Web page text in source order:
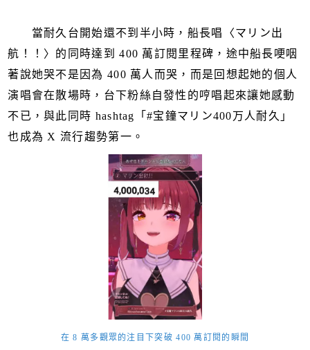
當耐久台開始還不到半小時，船長唱〈マリン出
航！！〉的同時達到 400 萬訂閱里程碑，途中船長哽咽
著說她哭不是因為 400 萬人而哭，而是回想起她的個人
演唱會在散場時，台下粉絲自發性的哼唱起來讓她感動
不已，與此同時 hashtag「#宝鐘マリン400万人耐久」
也成為 X 流行趨勢第一。
在 8 萬多觀眾的注目下突破 400 萬訂閱的瞬間